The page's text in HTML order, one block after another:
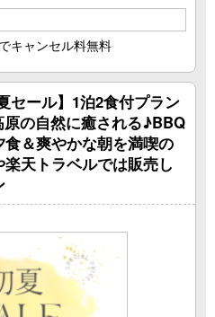
キャンセル料無料
セール】1泊2食付プラン
の自然に癒される♪BBQ
＆爽やかな朝を満喫の
天トラベルでは販売し